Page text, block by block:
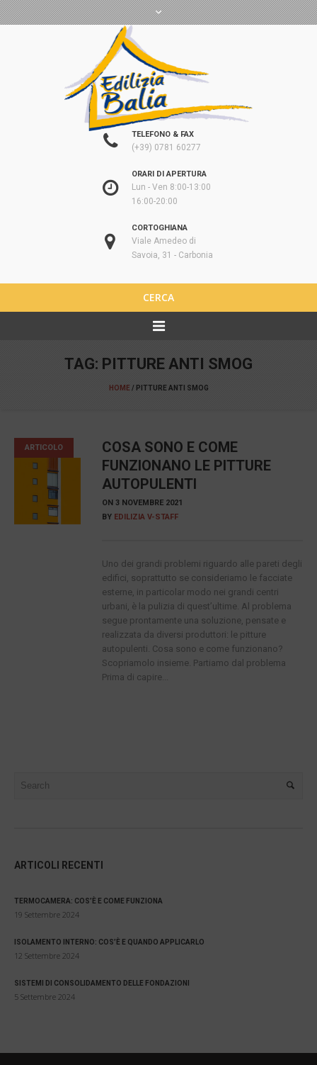
TELEFONO & FAX
(+39) 0781 60277
ORARI DI APERTURA
Lun - Ven 8:00-13:00
16:00-20:00
CORTOGHIANA
Viale Amedeo di
Savoia, 31 - Carbonia
CERCA
TAG: PITTURE ANTI SMOG
HOME / PITTURE ANTI SMOG
ARTICOLO
COSA SONO E COME
FUNZIONANO LE PITTURE
AUTOPULENTI
ON 3 NOVEMBRE 2021
BY EDILIZIA V-STAFF
Uno dei grandi problemi riguardo alle pareti degli
edifici, soprattutto se consideriamo le facciate
esterne, in particolar modo nei grandi centri
urbani, è la pulizia di quest’ultime. Al problema
segue prontamente una soluzione, pensate e
realizzata da diversi produttori: le pitture
autopulenti. Cosa sono e come funzionano?
Scopriamolo insieme. Partiamo dal problema
Prima di capire...
ARTICOLI RECENTI
TERMOCAMERA: COS’È E COME FUNZIONA
19 Settembre 2024
ISOLAMENTO INTERNO: COS’È E QUANDO APPLICARLO
12 Settembre 2024
SISTEMI DI CONSOLIDAMENTO DELLE FONDAZIONI
5 Settembre 2024